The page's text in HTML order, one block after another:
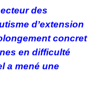
des
d’extension
concret
en difficulté
a mené une